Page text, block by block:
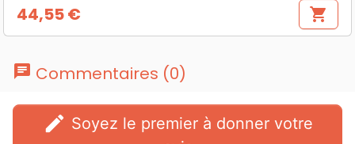
Prix
44,55 € shopping_cart
chat Commentaires (0)
edit